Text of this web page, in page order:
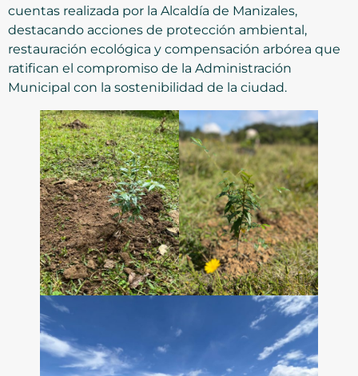
cuentas realizada por la Alcaldía de Manizales,
destacando acciones de protección ambiental,
restauración ecológica y compensación arbórea que
ratifican el compromiso de la Administración
Municipal con la sostenibilidad de la ciudad.